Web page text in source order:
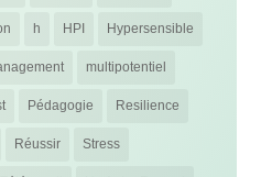
h HPI Hypersensible
multipotentiel
Pédagogie Resilience
Réussir Stress